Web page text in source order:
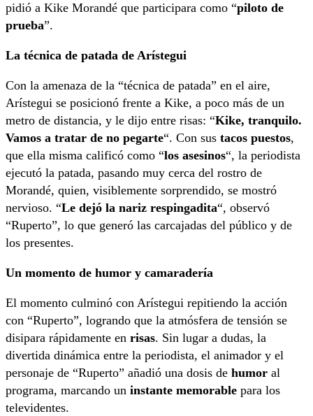
pidió a Kike Morandé que participara como “piloto de
prueba”.
La técnica de patada de Arístegui
Con la amenaza de la “técnica de patada” en el aire,
Arístegui se posicionó frente a Kike, a poco más de un
metro de distancia, y le dijo entre risas: “Kike, tranquilo.
Vamos a tratar de no pegarte“. Con sus tacos puestos,
que ella misma calificó como “los asesinos“, la periodista
ejecutó la patada, pasando muy cerca del rostro de
Morandé, quien, visiblemente sorprendido, se mostró
nervioso. “Le dejó la nariz respingadita“, observó
“Ruperto”, lo que generó las carcajadas del público y de
los presentes.
Un momento de humor y camaradería
El momento culminó con Arístegui repitiendo la acción
con “Ruperto”, logrando que la atmósfera de tensión se
disipara rápidamente en risas. Sin lugar a dudas, la
divertida dinámica entre la periodista, el animador y el
personaje de “Ruperto” añadió una dosis de humor al
programa, marcando un instante memorable para los
televidentes.